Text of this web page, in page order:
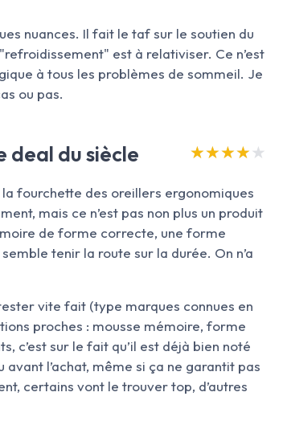
nuances. Il fait le taf sur le soutien du
est à relativiser. Ce n’est
à tous les problèmes de sommeil. Je
ou pas.
deal du siècle ★★★★★
★★★★★
fourchette des oreillers ergonomiques
mais ce n’est pas non plus un produit
de forme correcte, une forme
tenir la route sur la durée. On n’a
vite fait (type marques connues en
proches : mousse mémoire, forme
c’est sur le fait qu’il est déjà bien noté
l’achat, même si ça ne garantit pas
certains vont le trouver top, d’autres